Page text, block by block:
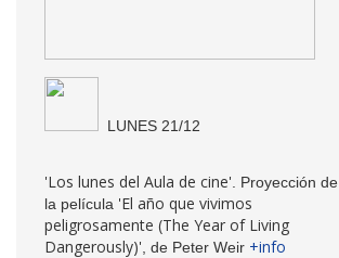
LUNES 21/12
'Los lunes del Aula de cine' . Proyección de
la película 'El año que vivimos
peligrosamente (The Year of Living
Dangerously)' , de Peter Weir +info